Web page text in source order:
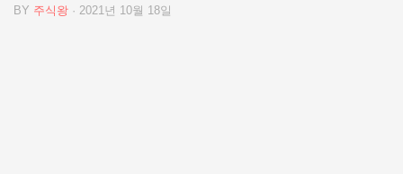
BY 주식왕 · 2021년 10월 18일